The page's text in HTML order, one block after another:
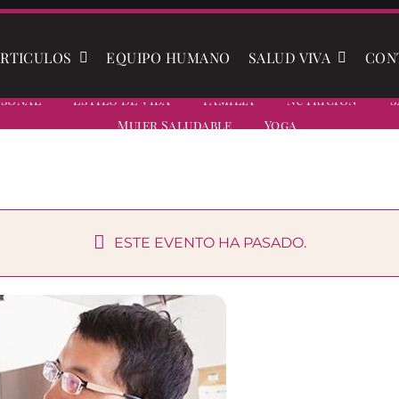
EQUIPO HUMANO SALUD VIVA
Estilo De Vida Familia Nutrición
Mujer Saludable
Yoga
ESTE EVENTO HA PASADO.